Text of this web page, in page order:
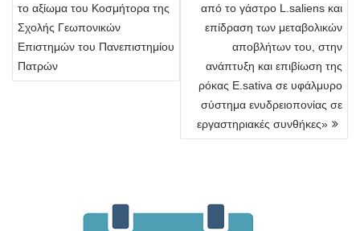
το αξίωμα του Κοσμήτορα της
Σχολής Γεωπονικών
Επιστημών του Πανεπιστημίου
Πατρών
από το γάστρο L.saliens και
επίδραση των μεταβολικών
αποβλήτων του, στην
ανάπτυξη και επιβίωση της
ρόκας E.sativa σε υφάλμυρο
σύστημα ενυδρειοπονίας σε
εργαστηριακές συνθήκες»